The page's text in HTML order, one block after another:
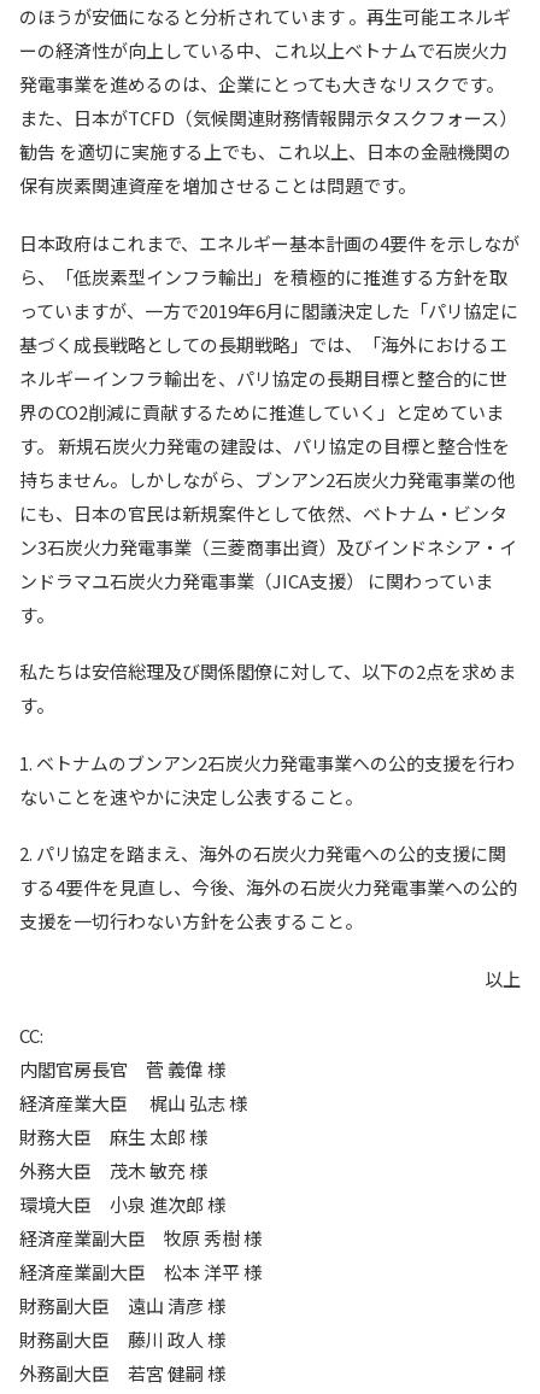
のほうが安価になると分析されています 。再生可能エネルギ
ーの経済性が向上している中、これ以上ベトナムで石炭火力
発電事業を進めるのは、企業にとっても大きなリスクです。
また、日本がTCFD（気候関連財務情報開示タスクフォース）
勧告 を適切に実施する上でも、これ以上、日本の金融機関の
保有炭素関連資産を増加させることは問題です。
日本政府はこれまで、エネルギー基本計画の4要件 を示しなが
ら、「低炭素型インフラ輸出」を積極的に推進する方針を取
っていますが、一方で2019年6月に閣議決定した「パリ協定に
基づく成長戦略としての長期戦略」では、「海外におけるエ
ネルギーインフラ輸出を、パリ協定の長期目標と整合的に世
界のCO2削減に貢献するために推進していく」と定めていま
す。 新規石炭火力発電の建設は、パリ協定の目標と整合性を
持ちません。しかしながら、ブンアン2石炭火力発電事業の他
にも、日本の官民は新規案件として依然、ベトナム・ビンタ
ン3石炭火力発電事業（三菱商事出資）及びインドネシア・イ
ンドラマユ石炭火力発電事業（JICA支援） に関わっていま
す。
私たちは安倍総理及び関係閣僚に対して、以下の2点を求めま
す。
1. ベトナムのブンアン2石炭火力発電事業への公的支援を行わ
ないことを速やかに決定し公表すること。
2. パリ協定を踏まえ、海外の石炭火力発電への公的支援に関
する4要件を見直し、今後、海外の石炭火力発電事業への公的
支援を一切行わない方針を公表すること。
以上
CC:
内閣官房長官 菅 義偉 様
経済産業大臣 梶山 弘志 様
財務大臣 麻生 太郎 様
外務大臣 茂木 敏充 様
環境大臣 小泉 進次郎 様
経済産業副大臣 牧原 秀樹 様
経済産業副大臣 松本 洋平 様
財務副大臣 遠山 清彦 様
財務副大臣 藤川 政人 様
外務副大臣 若宮 健嗣 様